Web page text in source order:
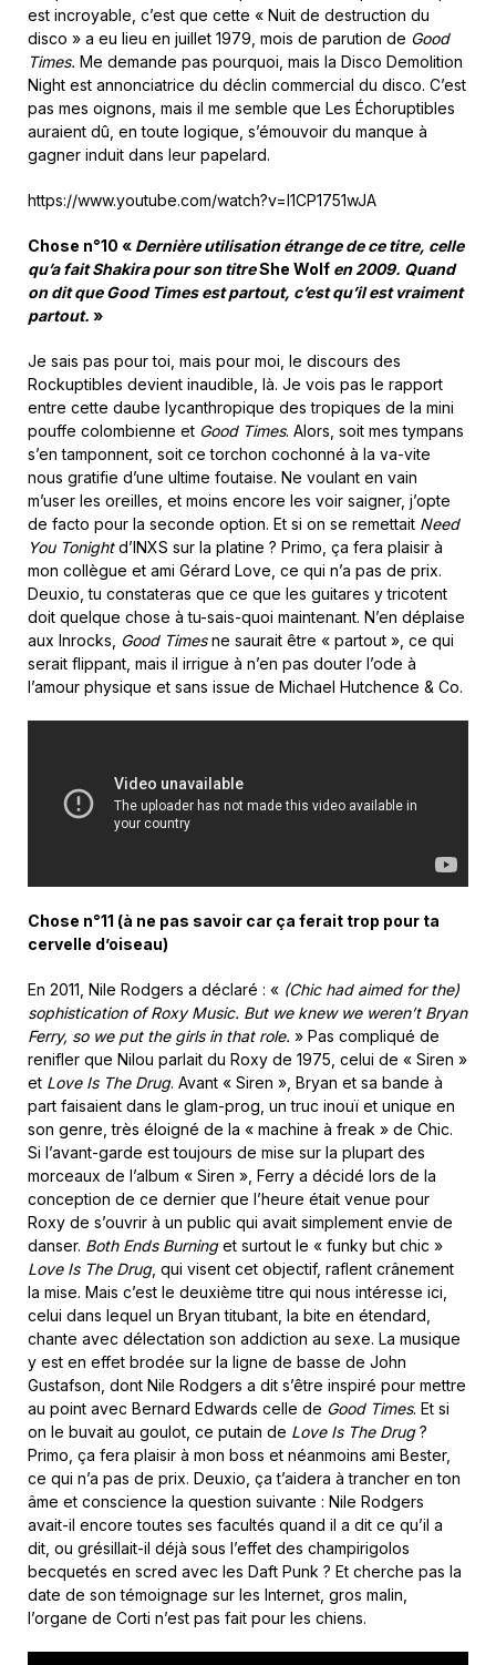
est incroyable, c’est que cette « Nuit de destruction du
disco » a eu lieu en juillet 1979, mois de parution de Good
Times. Me demande pas pourquoi, mais la Disco Demolition
Night est annonciatrice du déclin commercial du disco. C’est
pas mes oignons, mais il me semble que Les Échoruptibles
auraient dû, en toute logique, s’émouvoir du manque à
gagner induit dans leur papelard.
https://www.youtube.com/watch?v=I1CP1751wJA
Chose n°10 « Dernière utilisation étrange de ce titre, celle
qu’a fait Shakira pour son titreShe Wolf en 2009. Quand
on dit que Good Times est partout, c’est qu’il est vraiment
partout. »
Je sais pas pour toi, mais pour moi, le discours des
Rockuptibles devient inaudible, là. Je vois pas le rapport
entre cette daube lycanthropique des tropiques de la mini
pouffe colombienne et Good Times. Alors, soit mes tympans
s’en tamponnent, soit ce torchon cochonné à la va-vite
nous gratifie d’une ultime foutaise. Ne voulant en vain
m’user les oreilles, et moins encore les voir saigner, j’opte
de facto pour la seconde option. Et si on se remettait Need
You Tonightd’INXS sur la platine ? Primo, ça fera plaisir à
mon collègue et ami Gérard Love, ce qui n’a pas de prix.
Deuxio, tu constateras que ce que les guitares y tricotent
doit quelque chose à tu-sais-quoi maintenant. N’en déplaise
aux Inrocks, Good Timesne saurait être « partout », ce qui
serait flippant, mais il irrigue à n’en pas douter l’ode à
l’amour physique et sans issue de Michael Hutchence & Co.
Chose n°11 (à ne pas savoir car ça ferait trop pour ta
cervelle d’oiseau)
En 2011, Nile Rodgers a déclaré : « (Chic had aimed for the)
sophistication of Roxy Music. But we knew we weren’t Bryan
Ferry, so we put the girls in that role. » Pas compliqué de
renifler que Nilou parlait du Roxy de 1975, celui de « Siren »
et Love Is The Drug. Avant « Siren », Bryan et sa bande à
part faisaient dans le glam-prog, un truc inouï et unique en
son genre, très éloigné de la « machine à freak » de Chic.
Si l’avant-garde est toujours de mise sur la plupart des
morceaux de l’album « Siren », Ferry a décidé lors de la
conception de ce dernier que l’heure était venue pour
Roxy de s’ouvrir à un public qui avait simplement envie de
danser. Both Ends Burninget surtout le « funky but chic »
Love Is The Drug, qui visent cet objectif, raflent crânement
la mise. Mais c’est le deuxième titre qui nous intéresse ici,
celui dans lequel un Bryan titubant, la bite en étendard,
chante avec délectation son addiction au sexe. La musique
y est en effet brodée sur la ligne de basse de John
Gustafson, dont Nile Rodgers a dit s’être inspiré pour mettre
au point avec Bernard Edwards celle de Good Times. Et si
on le buvait au goulot, ce putain de Love Is The Drug?
Primo, ça fera plaisir à mon boss et néanmoins ami Bester,
ce qui n’a pas de prix. Deuxio, ça t’aidera à trancher en ton
âme et conscience la question suivante : Nile Rodgers
avait-il encore toutes ses facultés quand il a dit ce qu’il a
dit, ou grésillait-il déjà sous l’effet des champirigolos
becquetés en scred avec les Daft Punk ? Et cherche pas la
date de son témoignage sur les Internet, gros malin,
l’organe de Corti n’est pas fait pour les chiens.